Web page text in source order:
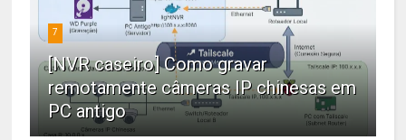
7
[NVR caseiro] Como gravar
remotamente câmeras IP chinesas em
PC antigo